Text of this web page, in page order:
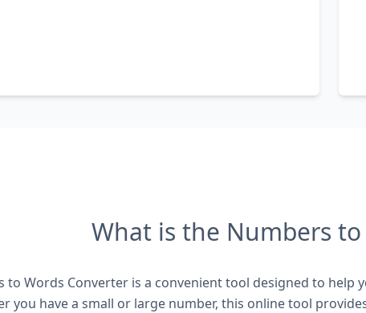
What is the Numbers
to Words Converter is a convenient tool designed to
you have a small or large number, this online tool